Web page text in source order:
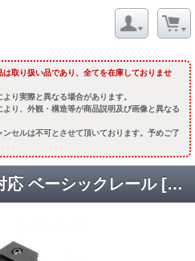
は取り扱い品であり、全てを在庫しておりませ
り実際と異なる場合があります。
より、外観・構造等が商品説明及び画像と異なる
ンセルは不可とさせて頂いております。予めご了
KingArms VSS/VAL対応 ベーシックレール [KA-SM-22] [即納]